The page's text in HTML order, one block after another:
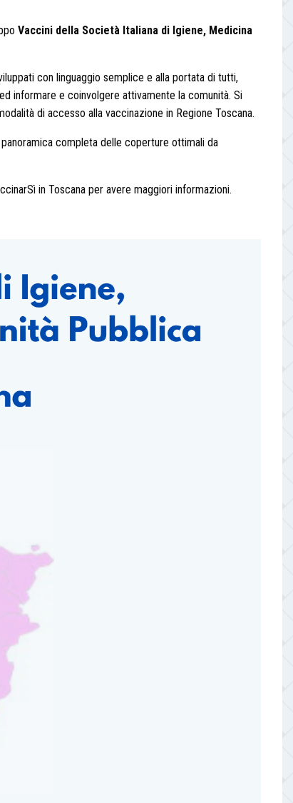
Vaccini della Società Italiana di Igiene, Medicina
con linguaggio semplice e alla portata di tutti,
informare e coinvolgere attivamente la comunità. Si
di accesso alla vaccinazione in Regione Toscana.
completa delle coperture ottimali da
in Toscana per avere maggiori informazioni.